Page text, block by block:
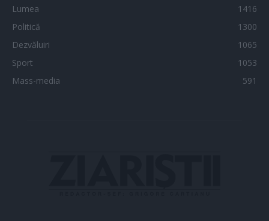
Lumea
1416
Politică
1300
Dezvăluiri
1065
Sport
1053
Mass-media
591